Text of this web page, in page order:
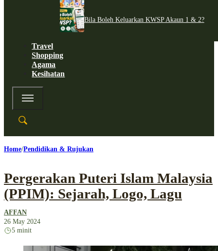
Bila Boleh Keluarkan KWSP Akaun 1 & 2?
Travel
Shopping
Agama
Kesihatan
Home Pendidikan & Rujukan
Pergerakan Puteri Islam Malaysia
(PPIM): Sejarah, Logo, Lagu
AFFAN
26 May 2024
5 minit